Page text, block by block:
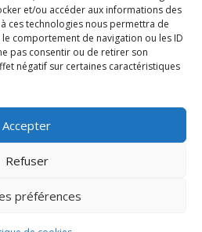
et/ou accéder aux informations des
ces technologies nous permettra de
comportement de navigation ou les ID
pas consentir ou de retirer son
négatif sur certaines caractéristiques
Accepter
Refuser
préférences
Léocadie | Site